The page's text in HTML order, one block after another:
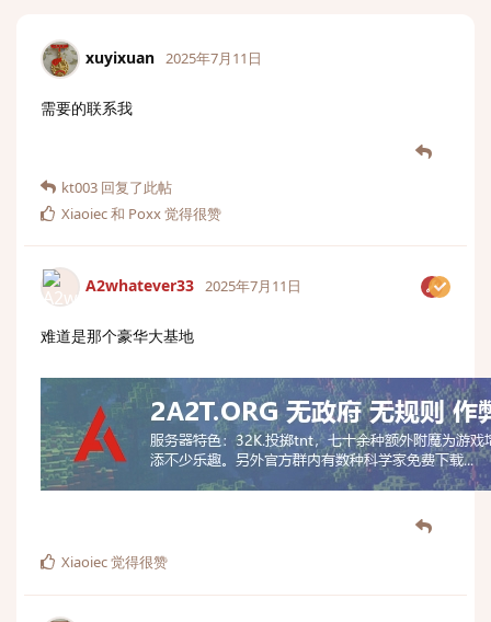
xuyixuan 2025年7月11日
需要的联系我
kt003 回复了此帖
Xiaoiec和 Poxx觉得很赞
A2whatever33 2025年7月11日
难道是那个豪华大基地
Xiaoiec觉得很赞